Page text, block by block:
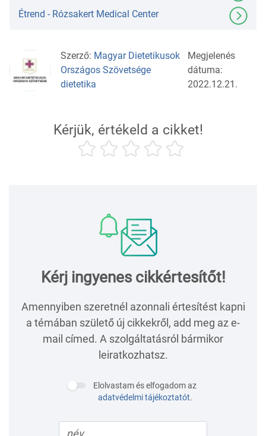
Étrend - Rózsakert Medical Center
Szerző: Magyar Dietetikusok
Országos Szövetsége
dietetika
Megjelenés
dátuma:
2022.12.21.
Kérjük, értékeld a cikket!
Kérj ingyenes cikkértesítőt!
Amennyiben szeretnél azonnali értesítést kapni
a témában születő új cikkekről, add meg az e-
mail címed. A szolgáltatásról bármikor
leiratkozhatsz.
Elolvastam és elfogadom az
adatvédelmi tájékoztatót.